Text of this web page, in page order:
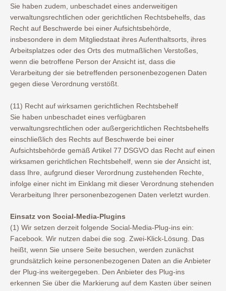
Sie haben zudem, unbeschadet eines anderweitigen
verwaltungsrechtlichen oder gerichtlichen Rechtsbehelfs, das
Recht auf Beschwerde bei einer Aufsichtsbehörde,
insbesondere in dem Mitgliedstaat ihres Aufenthaltsorts, ihres
Arbeitsplatzes oder des Orts des mutmaßlichen Verstoßes,
wenn die betroffene Person der Ansicht ist, dass die
Verarbeitung der sie betreffenden personenbezogenen Daten
gegen diese Verordnung verstößt.
(11) Recht auf wirksamen gerichtlichen Rechtsbehelf
Sie haben unbeschadet eines verfügbaren
verwaltungsrechtlichen oder außergerichtlichen Rechtsbehelfs
einschließlich des Rechts auf Beschwerde bei einer
Aufsichtsbehörde gemäß Artikel 77 DSGVO das Recht auf einen
wirksamen gerichtlichen Rechtsbehelf, wenn sie der Ansicht ist,
dass Ihre, aufgrund dieser Verordnung zustehenden Rechte,
infolge einer nicht im Einklang mit dieser Verordnung stehenden
Verarbeitung Ihrer personenbezogenen Daten verletzt wurden.
Einsatz von Social-Media-Plugins
(1) Wir setzen derzeit folgende Social-Media-Plug-ins ein:
Facebook. Wir nutzen dabei die sog. Zwei-Klick-Lösung. Das
heißt, wenn Sie unsere Seite besuchen, werden zunächst
grundsätzlich keine personenbezogenen Daten an die Anbieter
der Plug-ins weitergegeben. Den Anbieter des Plug-ins
erkennen Sie über die Markierung auf dem Kasten über seinen